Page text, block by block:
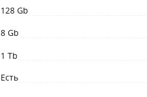
128 Gb
8 Gb
1 Tb
Есть